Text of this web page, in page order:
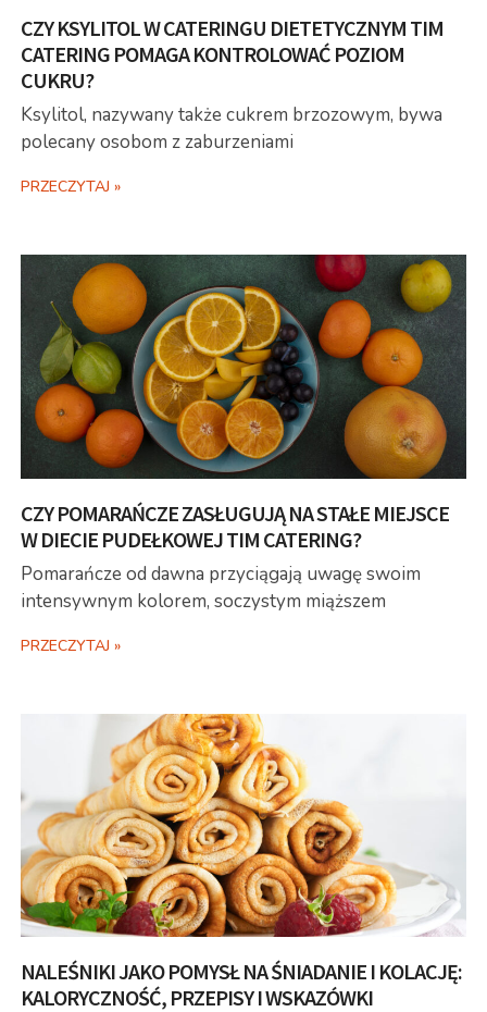
CZY KSYLITOL W CATERINGU DIETETYCZNYM TIM
CATERING POMAGA KONTROLOWAĆ POZIOM
CUKRU?
Ksylitol, nazywany także cukrem brzozowym, bywa
polecany osobom z zaburzeniami
PRZECZYTAJ »
CZY POMARAŃCZE ZASŁUGUJĄ NA STAŁE MIEJSCE
W DIECIE PUDEŁKOWEJ TIM CATERING?
Pomarańcze od dawna przyciągają uwagę swoim
intensywnym kolorem, soczystym miąższem
PRZECZYTAJ »
NALEŚNIKI JAKO POMYSŁ NA ŚNIADANIE I KOLACJĘ:
KALORYCZNOŚĆ, PRZEPISY I WSKAZÓWKI